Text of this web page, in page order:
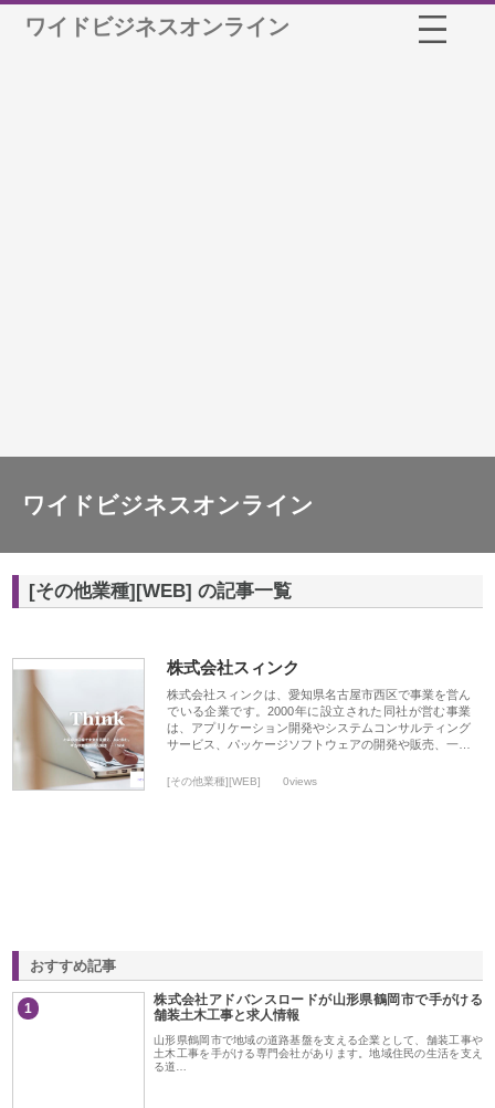
ワイドビジネスオンライン
ワイドビジネスオンライン
[その他業種][WEB] の記事一覧
株式会社スィンク
株式会社スィンクは、愛知県名古屋市西区で事業を営ん
でいる企業です。2000年に設立された同社が営む事業
は、アプリケーション開発やシステムコンサルティング
サービス、パッケージソフトウェアの開発や販売、一…
[その他業種][WEB] 0views
おすすめ記事
1
株式会社アドバンスロードが山形県鶴岡市で手がける
舗装土木工事と求人情報
山形県鶴岡市で地域の道路基盤を支える企業として、舗装工事や
土木工事を手がける専門会社があります。地域住民の生活を支え
る道…